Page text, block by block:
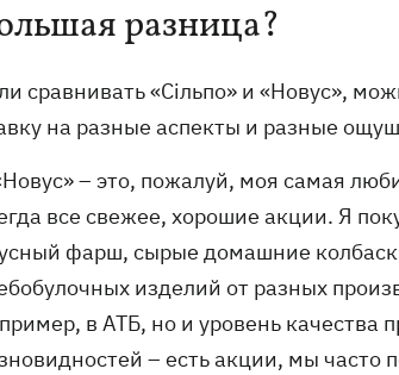
разница?
сравнивать «Сільпо» и «Новус»,
на разные аспекты и разные
– это, пожалуй, моя самая
все свежее, хорошие акции. Я
фарш, сырые домашние
изделий от разных
в АТБ, но и уровень качества
– есть акции, мы часто